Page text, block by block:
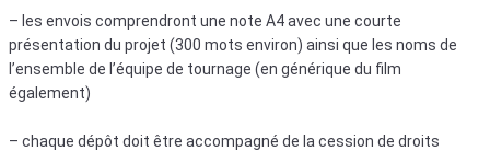
– les envois comprendront une note A4 avec une courte
présentation du projet (300 mots environ) ainsi que les noms de
l’ensemble de l’équipe de tournage (en générique du film
également)
– chaque dépôt doit être accompagné de la cession de droits